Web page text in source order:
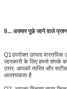
9... अक्सर पूछे जाने वाले प्रश्न
Q1 उपरोक्त उत्पाद वास्तविक
जानकारी के लिए हमसे संपर्क
उत्तर. आपको त्वरित और
आवश्यकता है